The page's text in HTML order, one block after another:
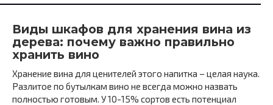
Виды шкафов для хранения вина из
дерева: почему важно правильно
хранить вино
Хранение вина для ценителей этого напитка – целая наука.
Разлитое по бутылкам вино не всегда можно назвать
полностью готовым. У 10-15% сортов есть потенциал